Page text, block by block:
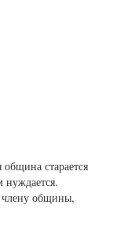
старается
нуждается.
члену общины,